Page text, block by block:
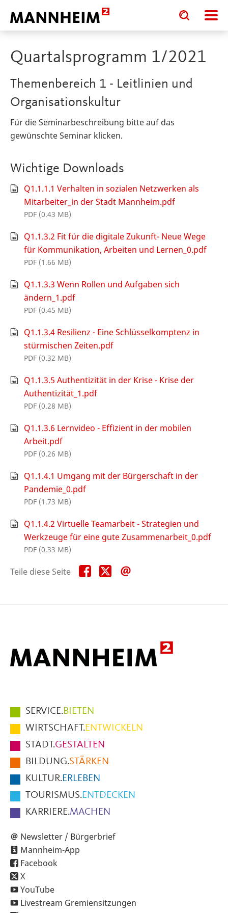
Toggle
search
input
Toggle
search
input
Quartalsprogramm 1/2021
Themenbereich 1 - Leitlinien und
Organisationskultur
Für die Seminarbeschreibung bitte auf das
gewünschte Seminar klicken.
Wichtige Downloads
Q1.1.1.1 Verhalten in sozialen Netzwerken als
Mitarbeiter_in der Stadt Mannheim.pdf
PDF (0.43 MB)
Q1.1.3.2 Fit für die digitale Zukunft- Neue Wege
für Kommunikation, Arbeiten und Lernen_0.pdf
PDF (1.66 MB)
Q1.1.3.3 Wenn Rollen und Aufgaben sich
ändern_1.pdf
PDF (0.45 MB)
Q1.1.3.4 Resilienz - Eine Schlüsselkomptenz in
stürmischen Zeiten.pdf
PDF (0.32 MB)
Q1.1.3.5 Authentizität in der Krise - Krise der
Authentizität_1.pdf
PDF (0.28 MB)
Q1.1.3.6 Lernvideo - Effizient in der mobilen
Arbeit.pdf
PDF (0.26 MB)
Q1.1.4.1 Umgang mit der Bürgerschaft in der
Pandemie_0.pdf
PDF (1.73 MB)
Q1.1.4.2 Virtuelle Teamarbeit - Strategien und
Werkzeuge für eine gute Zusammenarbeit_0.pdf
PDF (0.33 MB)
Teile diese Seite Teile
diese
Teile
diese
Hauptmenüpunkte
im
Fußbereich
der
Seite
SERVICE.BIETEN
WIRTSCHAFT.ENTWICKELN
STADT.GESTALTEN
BILDUNG.STÄRKEN
KULTUR.ERLEBEN
TOURISMUS.ENTDECKEN
KARRIERE.MACHEN
Newsletter / Bürgerbrief
Mannheim-App
Facebook
X
YouTube
Livestream Gremiensitzungen